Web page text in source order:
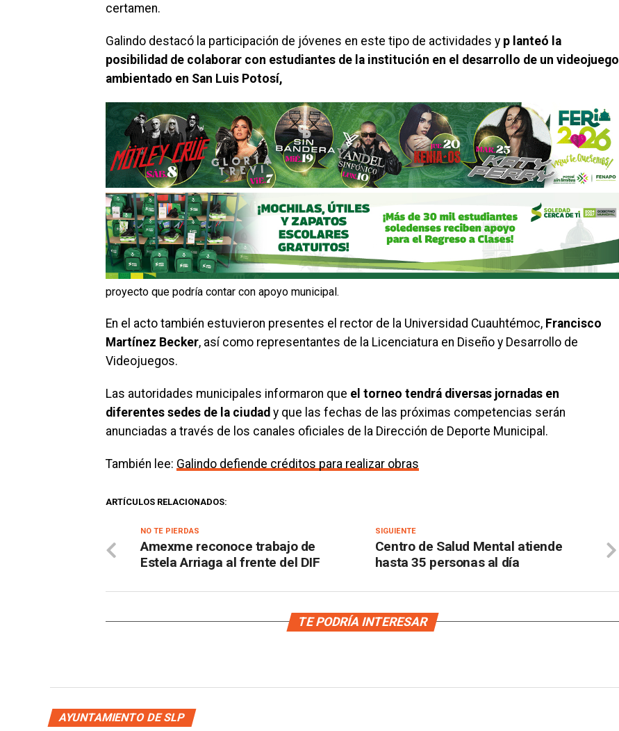
certamen.
Galindo destacó la participación de jóvenes en este tipo de actividades y p lanteó la
posibilidad de colaborar con estudiantes de la institución en el desarrollo de un videojuego
ambientado en San Luis Potosí,
proyecto que podría contar con apoyo municipal.
En el acto también estuvieron presentes el rector de la Universidad Cuauhtémoc, Francisco
Martínez Becker, así como representantes de la Licenciatura en Diseño y Desarrollo de
Videojuegos.
Las autoridades municipales informaron que el torneo tendrá diversas jornadas en
diferentes sedes de la ciudad y que las fechas de las próximas competencias serán
anunciadas a través de los canales oficiales de la Dirección de Deporte Municipal.
También lee: Galindo defiende créditos para realizar obras
ARTÍCULOS RELACIONADOS:
SIGUIENTE
Centro de Salud Mental atiende
hasta 35 personas al día
NO TE PIERDAS
Amexme reconoce trabajo de
Estela Arriaga al frente del DIF
TE PODRÍA INTERESAR
AYUNTAMIENTO DE SLP